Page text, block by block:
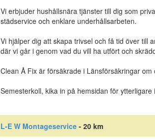
Vi erbjuder hushållsnära tjänster till dig som
städservice och enklare underhållsarbeten.
Vi hjälper dig att skapa trivsel och få tid över till
där vi går i genom vad du vill ha utfört och
Clean Å Fix är försäkrade i Länsförsäkringar
Semesterkoll, kika in på hemsidan för ytterligare
L-E W Montageservice- 20 km